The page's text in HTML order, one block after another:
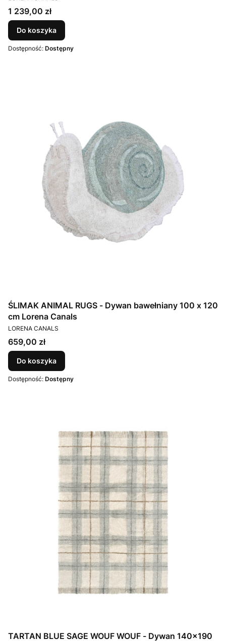
Cena
1 239,00 zł
Do koszyka
Dostępność: Dostępny
ŚLIMAK ANIMAL RUGS - Dywan bawełniany 100 x 120
cm Lorena Canals
PRODUCENT
LORENA CANALS
Cena
659,00 zł
Do koszyka
Dostępność: Dostępny
TARTAN BLUE SAGE WOUF WOUF - Dywan 140×190